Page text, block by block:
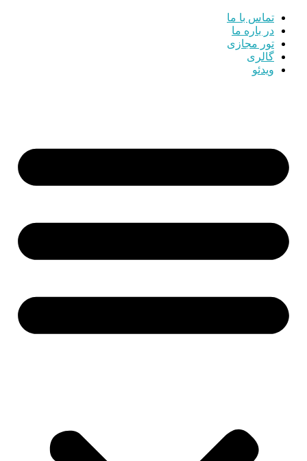
تماس با ما
در باره ما
تور مجازی
گالری
ویدئو